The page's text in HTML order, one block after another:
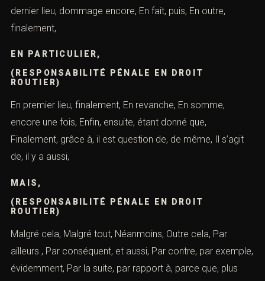
dernier lieu, dommage encore, En fait, puis, En outre,
finalement,
EN PARTICULIER,
(RESPONSABILITÉ PÉNALE EN DROIT
ROUTIER)
En premier lieu, finalement, En revanche, En somme,
encore une fois, Enfin, ensuite, étant donné que,
Finalement, grâce à, il est question de, de même, Il s’agit
de, il y a aussi,
MAIS,
(RESPONSABILITÉ PÉNALE EN DROIT
ROUTIER)
Malgré cela, Malgré tout, Néanmoins, Outre cela, Par
ailleurs , Par conséquent, et aussi, Par contre, par exemple,
évidemment, Par la suite, par rapport à, parce que, plus